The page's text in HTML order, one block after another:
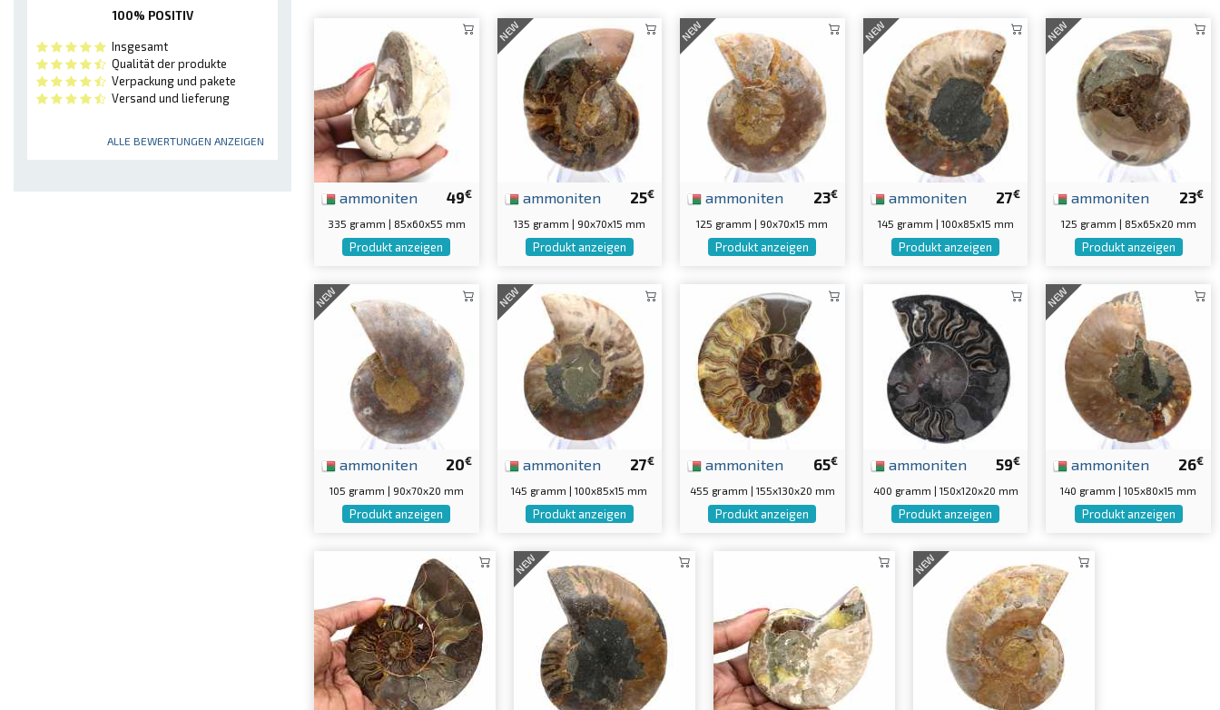
100% POSITIV
Insgesamt
Qualität der produkte
Verpackung und pakete
Versand und lieferung
ALLE BEWERTUNGEN ANZEIGEN
49€
ammoniten
335 gramm | 85x60x55 mm
Produkt anzeigen
NEW
25€
ammoniten
135 gramm | 90x70x15 mm
Produkt anzeigen
NEW
23€
ammoniten
125 gramm | 90x70x15 mm
Produkt anzeigen
NEW
27€
ammoniten
145 gramm | 100x85x15 mm
Produkt anzeigen
NEW
23€
ammoniten
125 gramm | 85x65x20 mm
Produkt anzeigen
NEW
20€
ammoniten
105 gramm | 90x70x20 mm
Produkt anzeigen
NEW
27€
ammoniten
145 gramm | 100x85x15 mm
Produkt anzeigen
65€
ammoniten
455 gramm | 155x130x20 mm
Produkt anzeigen
59€
ammoniten
400 gramm | 150x120x20 mm
Produkt anzeigen
NEW
26€
ammoniten
140 gramm | 105x80x15 mm
Produkt anzeigen
NEW NEW